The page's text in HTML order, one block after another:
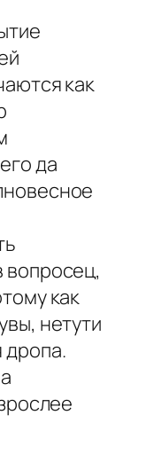
как
да
вопросец,
как
нетути
дропа.